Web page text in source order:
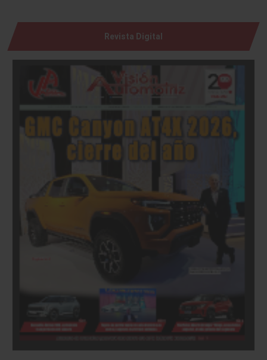
Revista Digital